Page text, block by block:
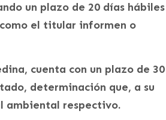
un plazo de 20 días hábiles
el titular informen o
cuenta con un plazo de 30
determinación que, a su
ambiental respectivo.